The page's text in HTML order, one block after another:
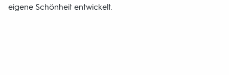
eigene Schönheit entwickelt.